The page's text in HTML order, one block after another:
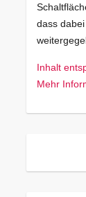
dass
Inhalt
Mehr